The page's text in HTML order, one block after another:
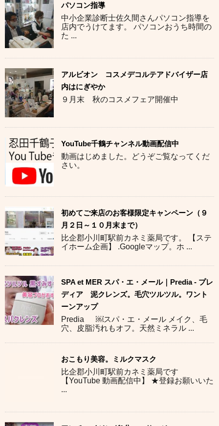
パソコン指導
中小企業診断士佐久間さんパソコン指導を
店内でうけてます。 パソコンおうち時間の
た ...
アルビオン コスメデコルテアドバイザー店
内はにぎやか
９月末 秋のコスメフェア開催中
YouTube千鶴チャンネル動画配信中
動画はじめました。どうぞご覧なってくだ
さい。
初めてご来店のお客様限定キャンペーン（９
月２日～１０月末まで）
比企郡小川町駅前カネミ薬局です。 【ステ
イホーム企画】 .Googleマップ。ホ ...
SPA et MER スパ・エ・メール｜Predia - プレ
ディア 泥クレンズ。毛穴ツルツル。ワント
ーンアップ
Predia ￼スパ・エ・メール メイク、毛
穴、皮脂汚れもオフ。天然ミネラル ...
おこもり美容。ミルクマスク
比企郡小川町駅前カネミ薬局です
【YouTube 動画配信中】 ★登録お願いいた
...